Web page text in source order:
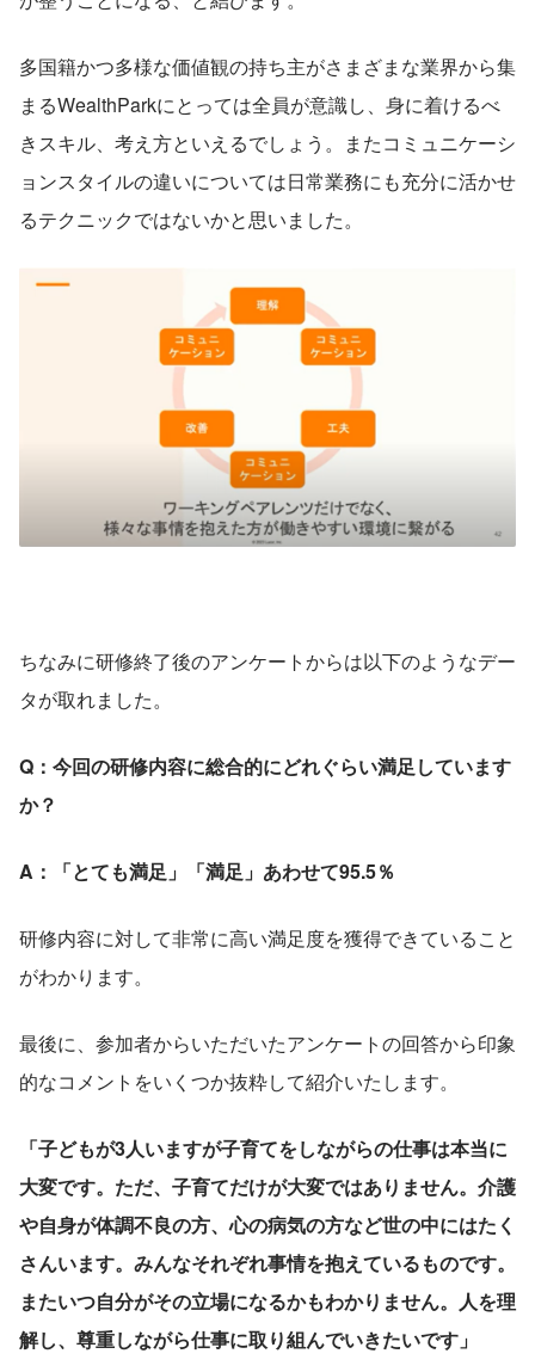
多国籍かつ多様な価値観の持ち主がさまざまな業界から集
まるWealthParkにとっては全員が意識し、身に着けるべ
きスキル、考え方といえるでしょう。またコミュニケーシ
ョンスタイルの違いについては日常業務にも充分に活かせ
るテクニックではないかと思いました。
ちなみに研修終了後のアンケートからは以下のようなデー
タが取れました。
Q：今回の研修内容に総合的にどれぐらい満足しています
か？
A：「とても満足」「満足」あわせて95.5％
研修内容に対して非常に高い満足度を獲得できていること
がわかります。
最後に、参加者からいただいたアンケートの回答から印象
的なコメントをいくつか抜粋して紹介いたします。
「子どもが3人いますが子育てをしながらの仕事は本当に
大変です。ただ、子育てだけが大変ではありません。介護
や自身が体調不良の方、心の病気の方など世の中にはたく
さんいます。みんなそれぞれ事情を抱えているものです。
またいつ自分がその立場になるかもわかりません。人を理
解し、尊重しながら仕事に取り組んでいきたいです」